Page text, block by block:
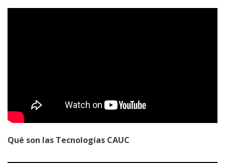
Qué son las Tecnologías CAUC